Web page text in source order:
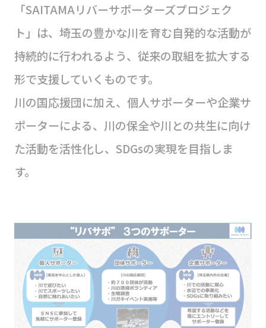
「SAITAMAリバーサポーターズプロジェク
ト」は、埼玉の豊かな川を育む自発的な活動が
持続的に行われるよう、従来の取組を拡大する
形で支援していくものです。
川の国応援団に加え、個人サポーターや企業サ
ポーターによる、川の保全や川との共生に向け
た活動を活性化し、SDGsの実現を目指しま
す。